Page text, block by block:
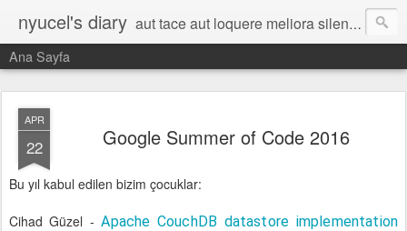
nyucel's diary aut tace aut loquere meliora silentio
Ana Sayfa
APR
22 Google Summer of Code 2016
Bu yıl kabul edilen bizim çocuklar:
Cihad Güzel -Apache CouchDB datastore implementation